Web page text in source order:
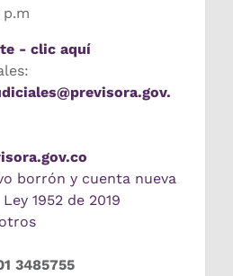
- clic aquí
borrón y cuenta nueva
1952 de 2019
3485755